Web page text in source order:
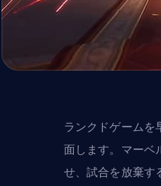
ランクドゲームを
面します。マーベ
せ、試合を放棄す